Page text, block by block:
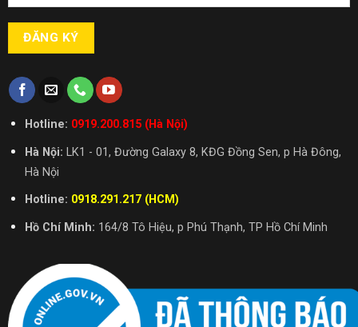
Hotline: 0919.200.815 (Hà Nội)
Hà Nội: LK1 - 01, Đường Galaxy 8, KĐG Đồng Sen, p Hà Đông,
Hà Nội
Hotline: 0918.291.217 (HCM)
Hồ Chí Minh: 164/8 Tô Hiệu, p Phú Thạnh, TP Hồ Chí Minh